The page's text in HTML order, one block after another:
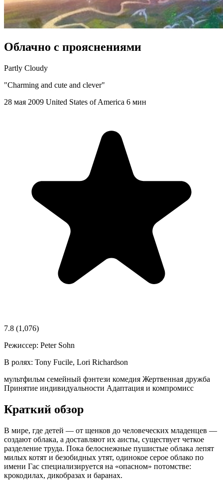
Облачно с прояснениями
Partly Cloudy
"Charming and cute and clever"
28 мая 2009 United States of America 6 мин
7.8 (1,076)
Режиссер: Peter Sohn
В ролях: Tony Fucile, Lori Richardson
мультфильм семейный фэнтези комедия Жертвенная дружба
Принятие индивидуальности Адаптация и компромисс
Краткий обзор
В мире, где детей — от щенков до человеческих младенцев —
создают облака, а доставляют их аисты, существует четкое
разделение труда. Пока белоснежные пушистые облака лепят
милых котят и безобидных утят, одинокое серое облако по
имени Гас специализируется на «опасном» потомстве:
крокодилах, дикобразах и баранах.